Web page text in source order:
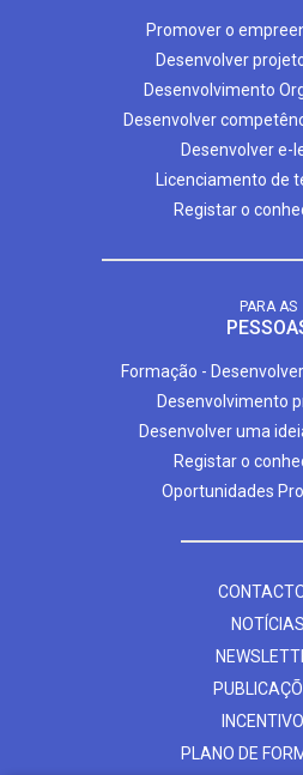
Promover o
Desenvolver
Desenvolvimento
Desenvolver
Desenvolver e-
Licenciamento de
Registar o
PARA AS
Formação -
Desenvolvimento
Desenvolver uma
Registar o
Oportunidades
NOTÍCIAS
PLANO DE